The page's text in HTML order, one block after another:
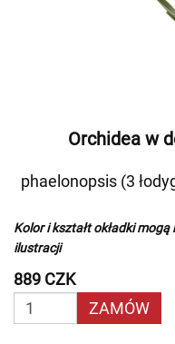
Orchidea w
phaelonopsis (3
Kolor i kształt okładki
ilustracji
889 CZK
ZAMÓW